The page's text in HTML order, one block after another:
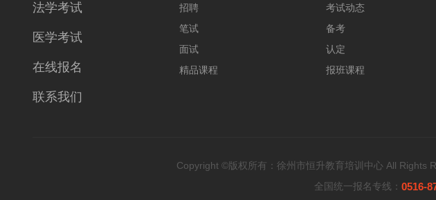
法学考试
医学考试
在线报名
联系我们
招聘
笔试
面试
精品课程
考试动态
备考
认定
报班课程
Copyright ©版权所有：徐州市恒升教育培训中心 All Rights
全国统一报名专线： 0516-